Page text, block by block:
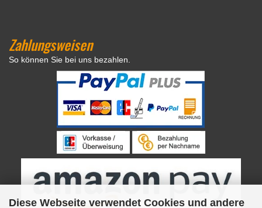
Diese Webseite verwendet Cookies und andere
Zahlungsweisen
So können Sie bei uns bezahlen.